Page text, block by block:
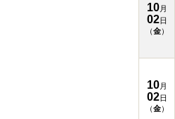
10月
02日
（金）
10月
02日
（金）